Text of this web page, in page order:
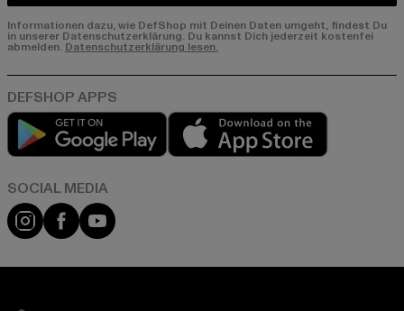
Informationen dazu, wie DefShop mit Deinen Daten umgeht, findest Du
in unserer Datenschutzerklärung. Du kannst Dich jederzeit kostenfei
abmelden. Datenschutzerklärung lesen.
Play market
Instagram
FacebookYouTube